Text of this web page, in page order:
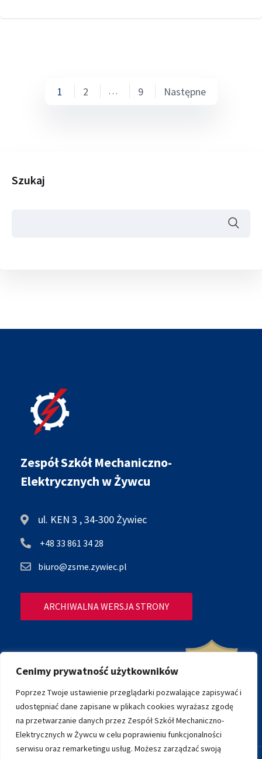
Cenimy prywatność użytkowników
Poprzez Twoje ustawienie przeglądarki pozwalające zapisywać i
udostępniać dane zapisane w plikach cookies wyrażasz zgodę
na przetwarzanie danych przez Zespół Szkół Mechaniczno-
Elektrycznych w Żywcu w celu poprawieniu funkcjonalności
serwisu oraz remarketingu usług. Możesz zarządzać swoją
1 2 … 9 Następne
Szukaj
Zespół Szkół Mechaniczno-
Elektrycznych w Żywcu
ul. KEN 3 , 34-300 Żywiec
+48 33 861 34 28
biuro@zsme.zywiec.pl
ARCHIWALNA WERSJA STRONY